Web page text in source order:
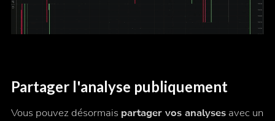
Partager l'analyse publiquement
Vous pouvez désormais partager vos analysesavec un